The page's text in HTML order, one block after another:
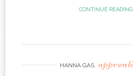
CONTINUE
HANNA GAS,